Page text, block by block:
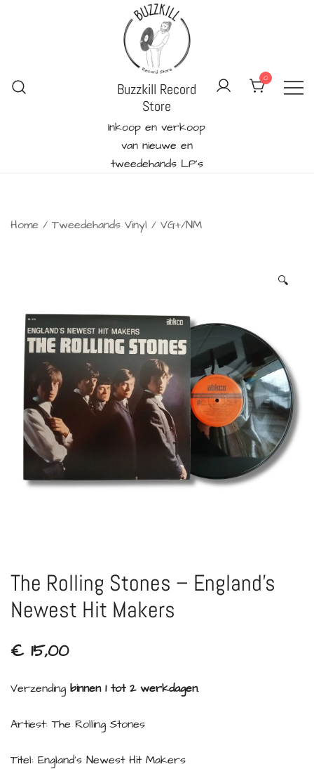
Buzzkill Record
Store
Inkoop en verkoop
van nieuwe en
tweedehands LP's
0
Home / Tweedehands Vinyl / VG+/NM
🔍
The Rolling Stones – England’s
Newest Hit Makers
€15,00
Verzending binnen 1 tot 2 werkdagen.
Artiest: The Rolling Stones
Titel: England’s Newest Hit Makers